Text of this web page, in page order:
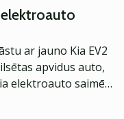
elektroauto
ar jauno Kia EV2
apvidus auto,
elektroauto saimē